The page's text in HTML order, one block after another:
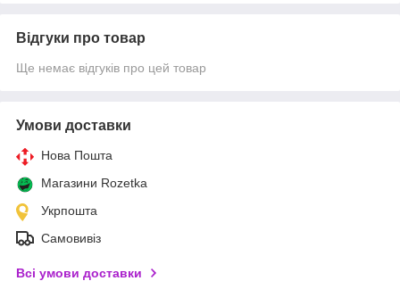
Відгуки про товар
Ще немає відгуків про цей товар
Умови доставки
Нова Пошта
Магазини Rozetka
Укрпошта
Самовивіз
Всі умови доставки